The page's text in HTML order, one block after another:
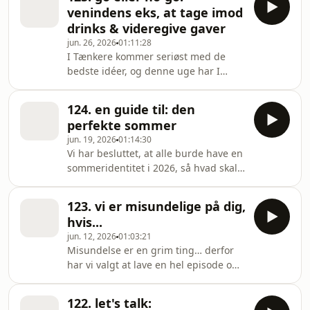
kategorier
ting, vi normalt ikke kan fordrage.
Nogle er heldigvis overraskende
nemme… men ved et par stykker skal
vi godt nok grave liiiidt dybere 😭
Heldigvis kan Fisker altid få drejet det
over på en øvelse i tålmodighed og
venindens eks, at tage imod
drinks & videregive gaver
jun. 26, 202601:11:28
I Tænkere kommer seriøst med de
bedste idéer, og denne uge har I
afgøre én gang for alle: Go eller no-
go?🤷🏻‍♀️ Er det okay at gemme sig i
supermarkedet, når man ser nogen,
man ikke gider snakke med?🫣 Er det
fair at dele madbudgettet 50/50, når
kæresten spiser dobbelt så meget?🍖
Og hvad er egentlig reglerne for at
tage imod drinks i
124. en guide til: den
perfekte sommer
jun. 19, 202601:14:30
Vi har besluttet, at alle burde have en
sommeridentitet i 2026, så hvad skal
Og vigtigst af alt: Hvad hedder din
selvopfundne sommersignaturdrink,
der matcher din energi? Er du måske
en Spontaneous Sour eller en Main
Character Margarita? 🍹 Der er INTET,
der er for cringe her!😌 Hvis I spørger
os, så bliver den perfekte sommer
123. vi er misundelige på dig,
hvis...
jun. 12, 202601:03:21
Misundelse er en grim ting… derfor
har vi valgt at lave en hel episode om
122. let's talk: